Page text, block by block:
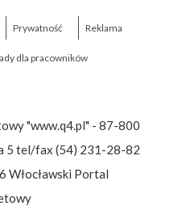
Prywatność Reklama
dla pracowników
"www.q4.pl" - 87-800
5 tel/fax (54) 231-28-82
Portal